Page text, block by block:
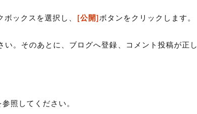
ボックスを選択し、 [公開] ボタンをクリックします。
。そのあとに、ブログへ登録、コメント投稿が正し
照してください。